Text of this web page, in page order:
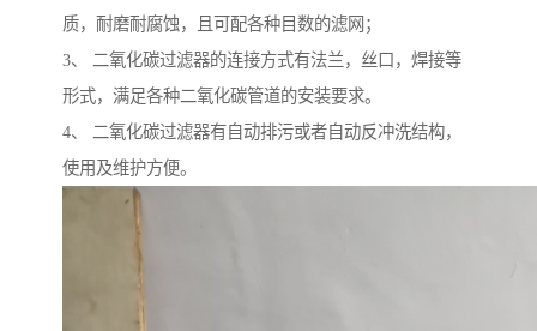
质，耐磨耐腐蚀，且可配各种目数的滤网；
3、 二氧化碳过滤器的连接方式有法兰，丝口，焊接等
形式，满足各种二氧化碳管道的安装要求。
4、 二氧化碳过滤器有自动排污或者自动反冲洗结构，
使用及维护方便。